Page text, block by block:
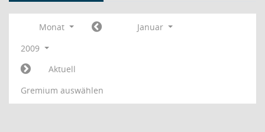
Monat
Januar
2009
Aktuell
Gremium auswählen